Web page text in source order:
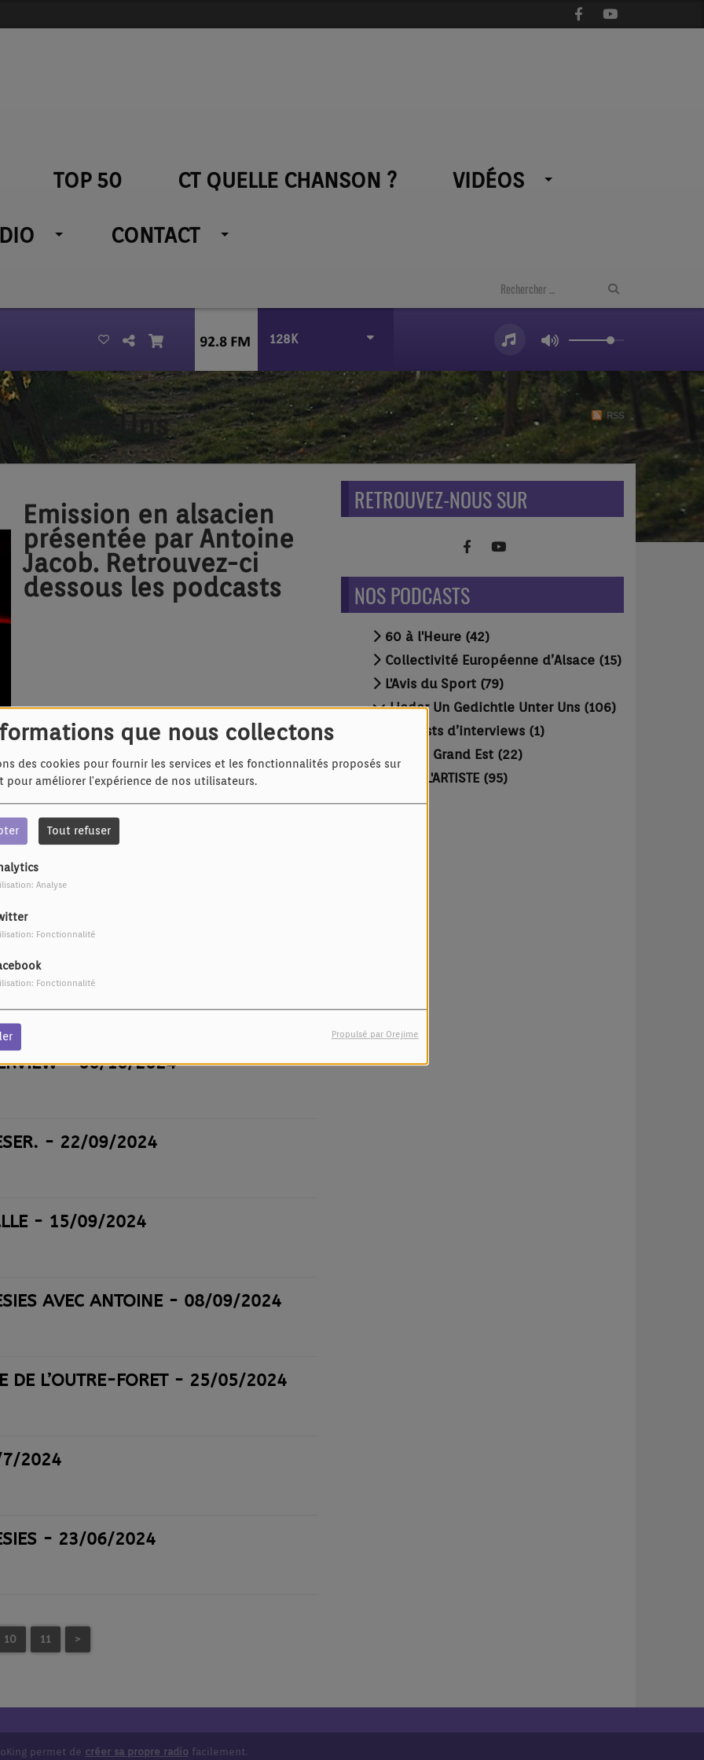
que nous collectons
des cookies pour fournir les services et les fonctionnalités proposés sur
pour améliorer l'expérience de nos utilisateurs.
Tout refuser
Analyse
Fonctionnalité
Fonctionnalité
Propulsé par Orejime
TOP 50 CT QUELLE CHANSON ? VIDÉOS
CONTACT
128K
Unter Uns RSS
Emission en alsacien
présentée par Antoine
Jacob. Retrouvez-ci
dessous les podcasts
GROUPE BABÜSK - 20/10/2024
VÙN BLÄSSE - 13/10/2024
HALM 06/10/2024
- 06/10/2024
- 22/09/2024
- 15/09/2024
AVEC ANTOINE - 08/09/2024
DE L’OUTRE-FORÊT - 25/05/2024
7/2024
- 23/06/2024
10 11 >
RETROUVEZ-NOUS SUR
NOS PODCASTS
60 à l'Heure (42)
Collectivité Européenne d’Alsace (15)
L'Avis du Sport (79)
Lieder Un Gedichtle Unter Uns (106)
Podcasts d’interviews (1)
Région Grand Est (22)
SALUT L'ARTISTE (95)
permet de créer sa propre radio facilement.